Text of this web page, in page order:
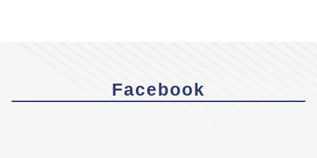
Facebook